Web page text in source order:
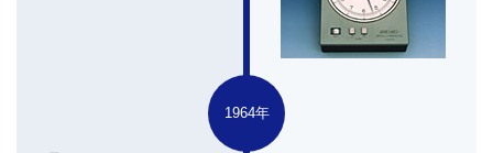
1964年